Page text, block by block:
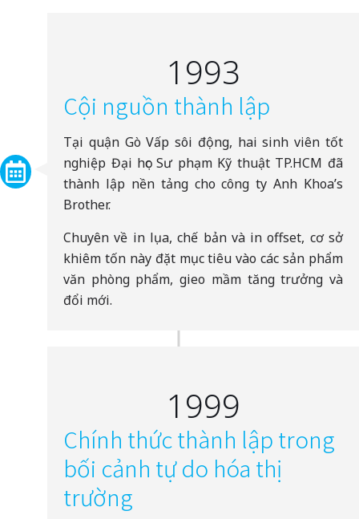
Tư vấn phát triển sản
In Ấn theo các phương
đặc biệt: in mùi hương, in
nhung, in bảo mật…
Đóng Gói
Đào tạo: quản trị sản xuất
và quản trị màu
1993
Cội nguồn thành lập
Tại quận Gò Vấp sôi động, hai sinh viên tốt
nghiệp Đại học Sư phạm Kỹ thuật TP.HCM đã
thành lập nền tảng cho công ty Anh Khoa’s
Brother.
Chuyên về in lụa, chế bản và in offset, cơ sở
khiêm tốn này đặt mục tiêu vào các sản phẩm
văn phòng phẩm, gieo mầm tăng trưởng và
đổi mới.
1999
Chính thức thành lập trong
bối cảnh tự do hóa thị
trường